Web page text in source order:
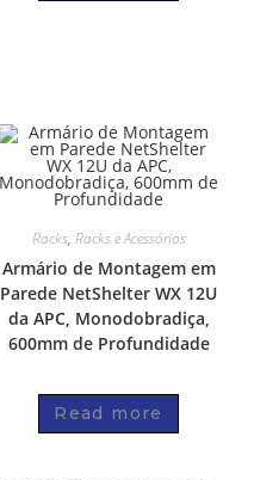
Racks, Racks e Acessórios
Armário de Montagem em
Parede NetShelter WX 12U
da APC, Monodobradiça,
600mm de Profundidade
Read more